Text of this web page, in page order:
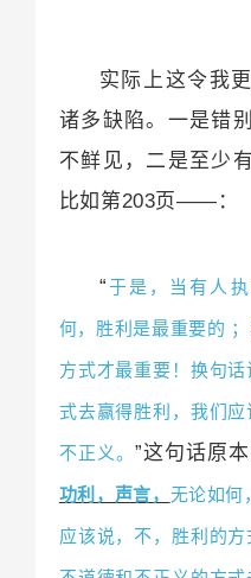
实际上这令我
诸多缺陷。一是错
不鲜见，二是至少
比如第203页—— ：
“于是，当有人
何，胜利是最重要的
方式才最重要！换句
式去赢得胜利，我们
不正义。”这句话原
功利，声言， 无论如何
应该说，不，胜利的